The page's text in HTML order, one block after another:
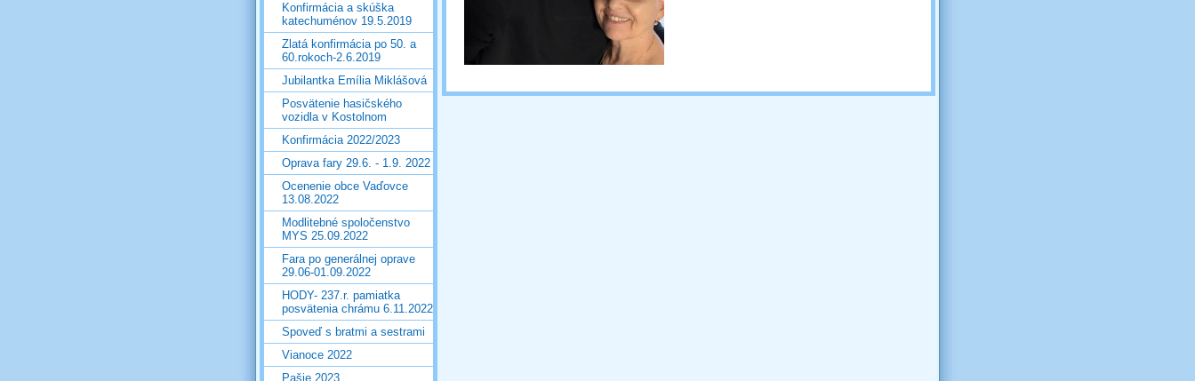
Konfirmácia a skúška
katechuménov 19.5.2019
Zlatá konfirmácia po 50. a
60.rokoch-2.6.2019
Jubilantka Emília Miklášová
Posvätenie hasičského
vozidla v Kostolnom
Konfirmácia 2022/2023
Oprava fary 29.6. - 1.9. 2022
Ocenenie obce Vaďovce
13.08.2022
Modlitebné spoločenstvo
MYS 25.09.2022
Fara po generálnej oprave
29.06-01.09.2022
HODY- 237.r. pamiatka
posvätenia chrámu 6.11.2022
Spoveď s bratmi a sestrami
Vianoce 2022
Pašie 2023